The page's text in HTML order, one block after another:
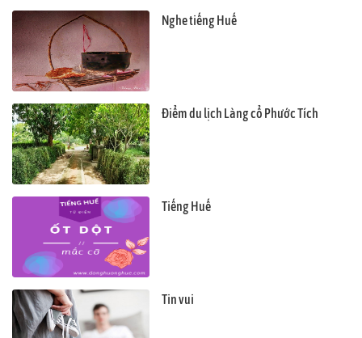
Nghe tiếng Huế
Điểm du lịch Làng cổ Phước Tích
Tiếng Huế
Tin vui